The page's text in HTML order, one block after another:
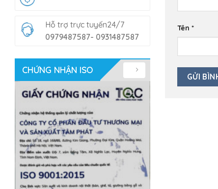
Hỗ trợ trực tuyến24/7
0979487587- 0931487587
CHỨNG NHẬN ISO
Tên *